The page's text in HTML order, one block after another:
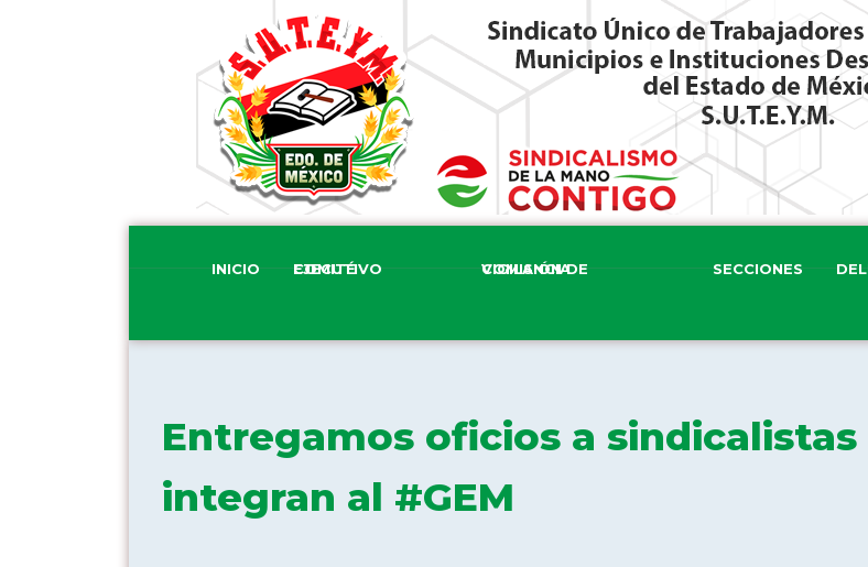
INICIO COMITÉ EJECUTIVO COMISIÓN DE VIGILANCIA SECCIONES
Entregamos oficios a sindicalistas
integran al #GEM